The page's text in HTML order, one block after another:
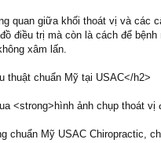
quan giữa khối thoát vị và các
điều trị mà còn là cách để
xâm lấn.
thuật chuẩn Mỹ tại USAC</h2>
<strong>hình ảnh chụp thoát
Mỹ USAC Chiropractic,